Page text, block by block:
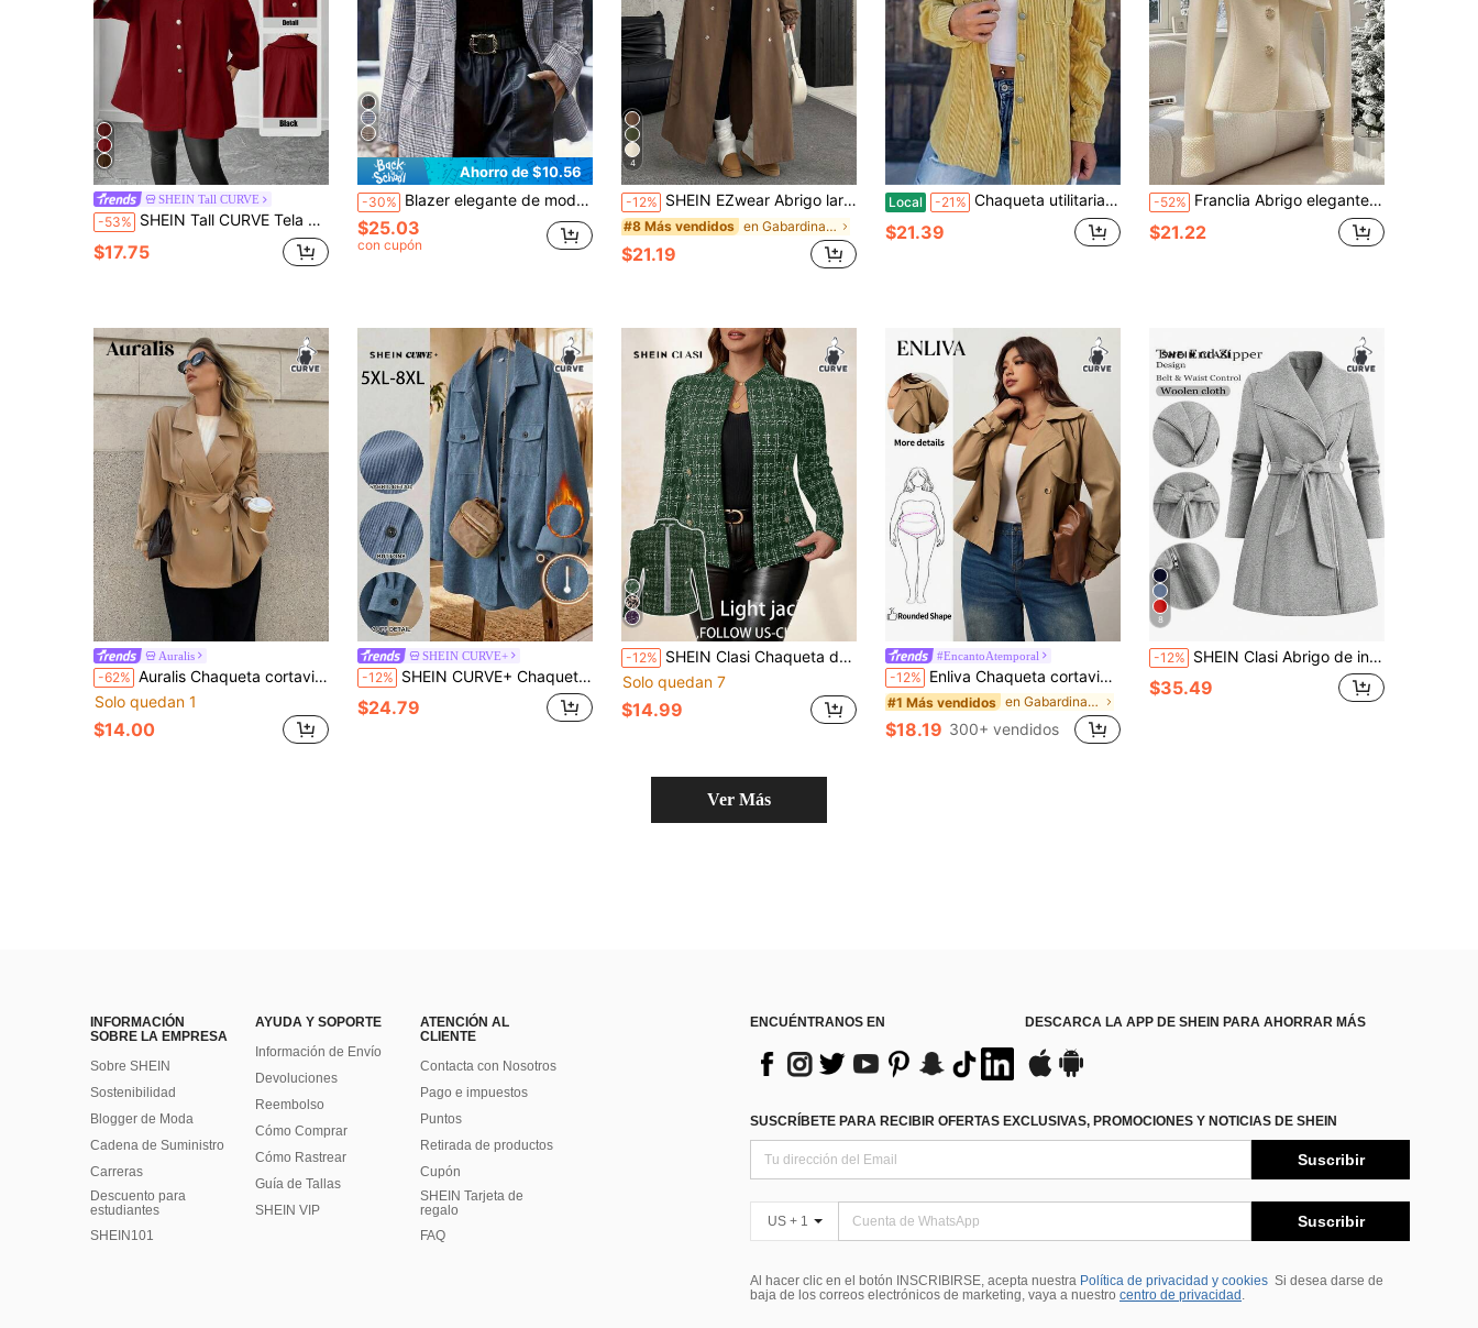
SHEIN Tall CURVE
-53% SHEIN Tall CURVE Tela de lana elegante y casual para damas de talla grande
$17.75
Ahorro de $10.56
-30% Blazer elegante de moda para mujer talla grande, a cuadros vintage, chaqueta de manga larga a cuadros de uso dual para ir al trabajo y casual, blazer a cuadros talla grande, chaqueta para mujer talla grande
$25.03
con cupón
4
-12% SHEIN EZwear Abrigo largo tipo gabardina verde militar talla grande, otoño/invierno
#8 Más vendidos en Gabardinas de talla grande
$21.19
Local -21% Chaqueta utilitaria de mujer talla grande con cuello clásico retro, botones y bolsillos de pana
$21.39
-52% Franclia Abrigo elegante de unicolor para mujer de talla grande, otoño/invierno
$21.22
Auralis
-62% Auralis Chaqueta cortavientos de doble botonadura con cuello entallado, talla grande, otoño
Solo quedan 1
$14.00
SHEIN CURVE+
-12% SHEIN CURVE+ Chaqueta casual de mujer talla grande de unicolor con manga larga y bolsillo utilitario, primavera & otoño invierno otoño
$24.79
-12% SHEIN Clasi Chaqueta de mujer talla grande con decoración de hebilla de metal y textura de tweed, elegante versátil para uso diario, casual, negocios, desplazamientos, moda de otoño invierno 2026
Solo quedan 7
$14.99
#EncantoAtemporal
-12% Enliva Chaqueta cortavientos clásica de color caqui, de corte holgado y cómodo, de uso diario y versátil, para mujeres de talla grande en otoño e invierno, atuendos de otoño, estilo sencillo, abrigos de invierno
#1 Más vendidos en Gabardinas de talla grande
$18.19 300+ vendidos
8
-12% SHEIN Clasi Abrigo de invierno cálido de talla grande, unicolor, con cintura ceñida y cierre con cremallera
$35.49
Ver Más
INFORMACIÓN
SOBRE LA EMPRESA
Sobre SHEIN
Sostenibilidad
Blogger de Moda
Cadena de Suministro
Carreras
Descuento para
estudiantes
SHEIN101
AYUDA Y SOPORTE
Información de Envío
Devoluciones
Reembolso
Cómo Comprar
Cómo Rastrear
Guía de Tallas
SHEIN VIP
ATENCIÓN AL
CLIENTE
Contacta con Nosotros
Pago e impuestos
Puntos
Retirada de productos
Cupón
SHEIN Tarjeta de
regalo
FAQ
ENCUÉNTRANOS EN DESCARCA LA APP DE SHEIN PARA AHORRAR MÁS
SUSCRÍBETE PARA RECIBIR OFERTAS EXCLUSIVAS, PROMOCIONES Y NOTICIAS DE SHEIN
Suscribir
US + 1 Suscribir
Al hacer clic en el botón INSCRIBIRSE, acepta nuestra Política de privacidad y cookies Si desea darse de
baja de los correos electrónicos de marketing, vaya a nuestro centro de privacidad .